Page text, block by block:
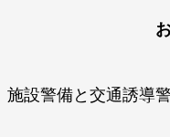
施設警備と交通誘導